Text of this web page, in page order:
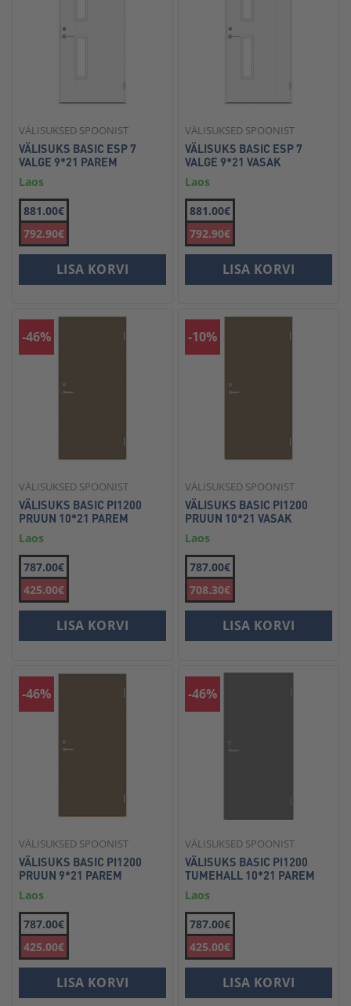
VÄLISUKSED SPOONIST
VÄLISUKS BASIC ESP 7
VALGE 9*21 PAREM
Laos
881.00€
792.90€
LISA KORVI
VÄLISUKSED SPOONIST
VÄLISUKS BASIC ESP 7
VALGE 9*21 VASAK
Laos
881.00€
792.90€
LISA KORVI
-46%
VÄLISUKSED SPOONIST
VÄLISUKS BASIC PI1200
PRUUN 10*21 PAREM
Laos
787.00€
425.00€
LISA KORVI
-10%
VÄLISUKSED SPOONIST
VÄLISUKS BASIC PI1200
PRUUN 10*21 VASAK
Laos
787.00€
708.30€
LISA KORVI
-46%
VÄLISUKSED SPOONIST
VÄLISUKS BASIC PI1200
PRUUN 9*21 PAREM
Laos
787.00€
425.00€
LISA KORVI
-46%
VÄLISUKSED SPOONIST
VÄLISUKS BASIC PI1200
TUMEHALL 10*21 PAREM
Laos
787.00€
425.00€
LISA KORVI